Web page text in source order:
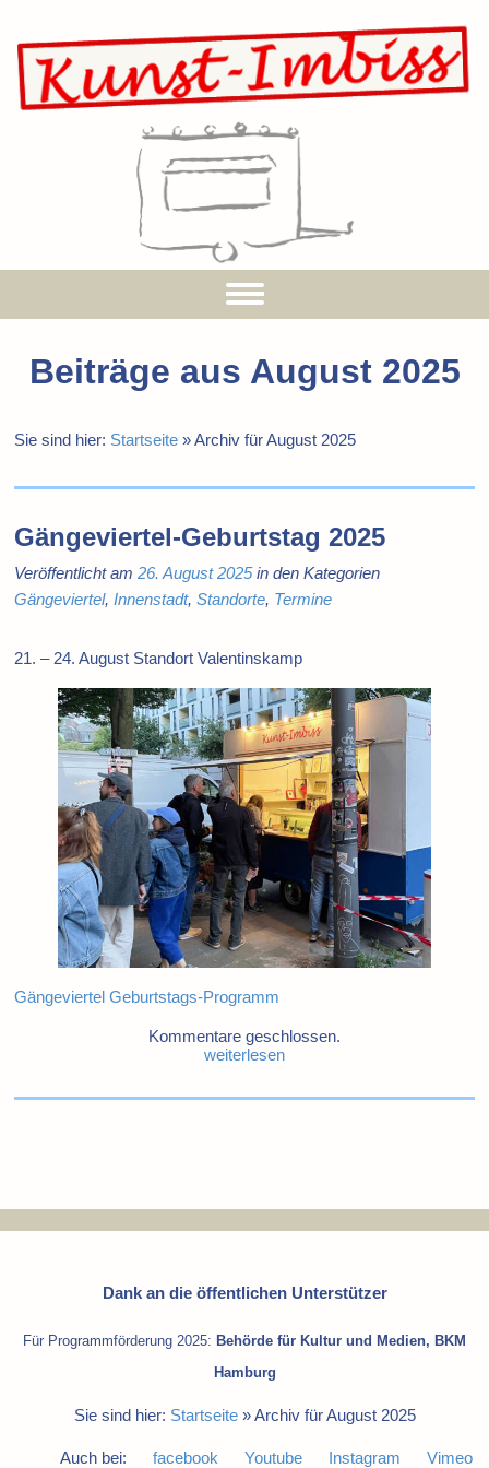
Beiträge aus August 2025
Sie sind hier: Startseite »Archiv für August 2025
Gängeviertel-Geburtstag 2025
Veröffentlicht am26. August 2025in den Kategorien
Gängeviertel,Innenstadt,Standorte, Termine
21. – 24. August Standort Valentinskamp
Gängeviertel Geburtstags-Programm
Kommentare geschlossen.
weiterlesen
Dank an die öffentlichen Unterstützer
Für Programmförderung 2025: Behörde für Kultur und Medien, BKM
Hamburg
Sie sind hier: Startseite»Archiv für August 2025
Auch bei: facebook Youtube Instagram Vimeo